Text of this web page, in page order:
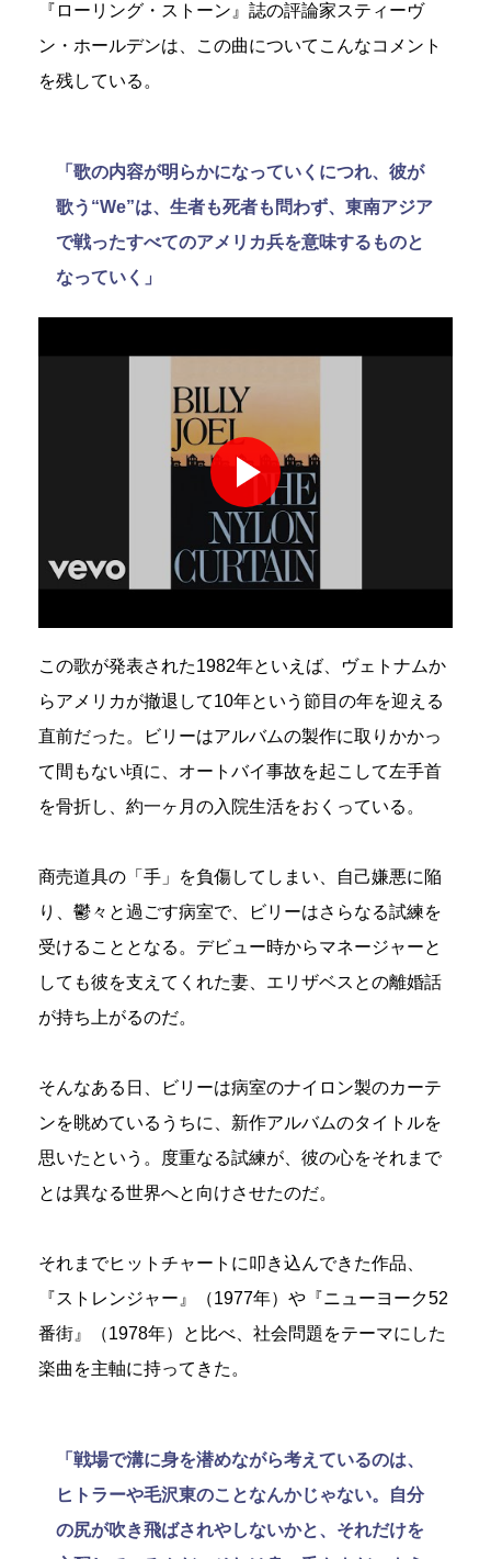
『ローリング・ストーン』誌の評論家スティーヴ
ン・ホールデンは、この曲についてこんなコメント
を残している。
「歌の内容が明らかになっていくにつれ、彼が
歌う“We”は、生者も死者も問わず、東南アジア
で戦ったすべてのアメリカ兵を意味するものと
なっていく」
この歌が発表された1982年といえば、ヴェトナムか
らアメリカが撤退して10年という節目の年を迎える
直前だった。ビリーはアルバムの製作に取りかかっ
て間もない頃に、オートバイ事故を起こして左手首
を骨折し、約一ヶ月の入院生活をおくっている。
商売道具の「手」を負傷してしまい、自己嫌悪に陥
り、鬱々と過ごす病室で、ビリーはさらなる試練を
受けることとなる。デビュー時からマネージャーと
しても彼を支えてくれた妻、エリザベスとの離婚話
が持ち上がるのだ。
そんなある日、ビリーは病室のナイロン製のカーテ
ンを眺めているうちに、新作アルバムのタイトルを
思いたという。度重なる試練が、彼の心をそれまで
とは異なる世界へと向けさせたのだ。
それまでヒットチャートに叩き込んできた作品、
『ストレンジャー』（1977年）や『ニューヨーク52
番街』（1978年）と比べ、社会問題をテーマにした
楽曲を主軸に持ってきた。
「戦場で溝に身を潜めながら考えているのは、
ヒトラーや毛沢東のことなんかじゃない。自分
の尻が吹き飛ばされやしないかと、それだけを